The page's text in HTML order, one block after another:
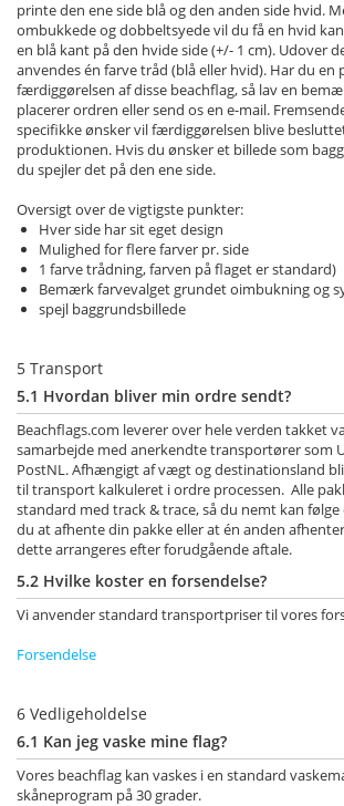
printe den ene side blå og den anden side hvid.
ombukkede og dobbeltsyede vil du få en hvid
en blå kant på den hvide side (+/- 1 cm). Udover
anvendes én farve tråd (blå eller hvid). Har du
færdiggørelsen af disse beachflag, så lav en
placerer ordren eller send os en e-mail.
specifikke ønsker vil færdiggørelsen blive
produktionen. Hvis du ønsker et billede som
du spejler det på den ene side.
Oversigt over de vigtigste punkter:
Hver side har sit eget design
Mulighed for flere farver pr. side
1 farve trådning, farven på flaget er standard)
Bemærk farvevalget grundet oimbukning og
spejl baggrundsbillede
5 Transport
5.1 Hvordan bliver min ordre sendt?
Beachflags.com leverer over hele verden takket
samarbejde med anerkendte transportører som
PostNL.Afhængigt af vægt og destinationsland
til transport kalkuleret i ordre processen. Alle
standard med track & trace, så du nemt kan
du at afhente din pakke eller at én anden
dette arrangeres efter forudgående aftale.
5.2 Hvilke koster en forsendelse?
Vi anvender standard transportpriser til vores
Forsendelse
6 Vedligeholdelse
6.1 Kan jeg vaske mine flag?
Vores beachflag kan vaskes i en standard
skåneprogram på 30 grader.